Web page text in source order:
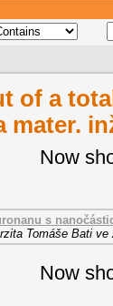
of a
mater.
Now
s
Tomáše Bati ve
Now